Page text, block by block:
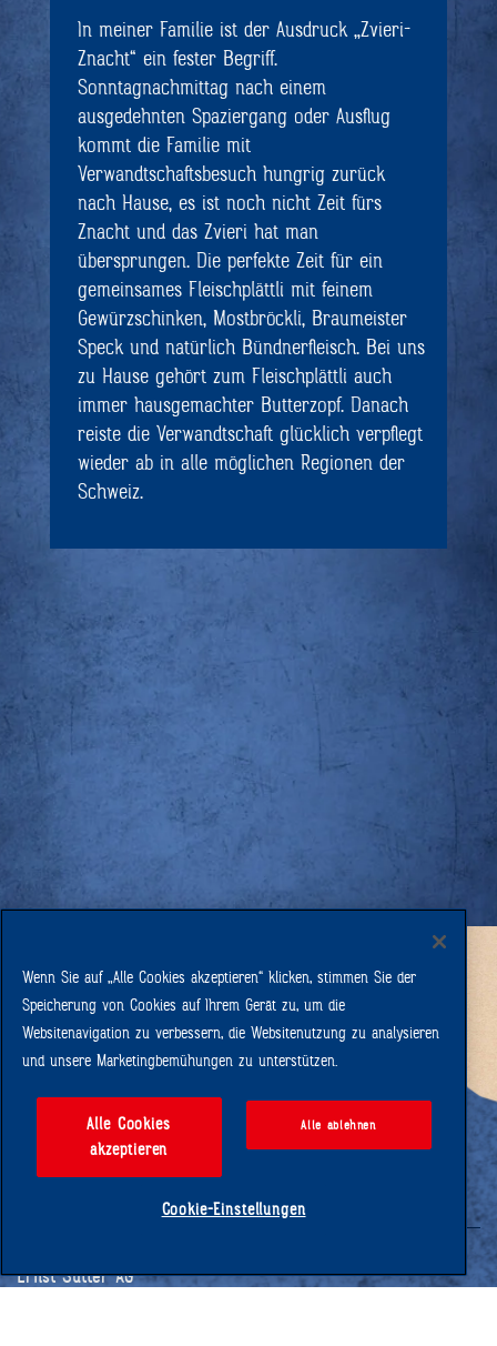
In meiner Familie ist der Ausdruck „Zvieri-
Znacht“ ein fester Begriff.
Sonntagnachmittag nach einem
ausgedehnten Spaziergang oder Ausflug
kommt die Familie mit
Verwandtschaftsbesuch hungrig zurück
nach Hause, es ist noch nicht Zeit fürs
Znacht und das Zvieri hat man
übersprungen. Die perfekte Zeit für ein
gemeinsames Fleischplättli mit feinem
Gewürzschinken, Mostbröckli, Braumeister
Speck und natürlich Bündnerfleisch. Bei uns
zu Hause gehört zum Fleischplättli auch
immer hausgemachter Butterzopf. Danach
reiste die Verwandtschaft glücklich verpflegt
wieder ab in alle möglichen Regionen der
Schweiz.
Säntis 2502 m. ü. M.
Ernst Sutter AG
Wenn Sie auf „Alle Cookies akzeptieren“ klicken, stimmen Sie der
Speicherung von Cookies auf Ihrem Gerät zu, um die
Websitenavigation zu verbessern, die Websitenutzung zu analysieren
und unsere Marketingbemühungen zu unterstützen.
Alle Cookies
akzeptieren
Alle ablehnen
Cookie-Einstellungen